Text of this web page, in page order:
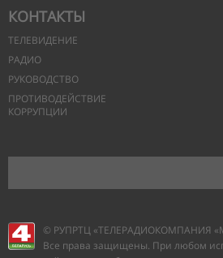
КОНТАКТЫ
ТЕЛЕВИДЕНИЕ
РАДИО
РУКОВОДСТВО
ПРОТИВОДЕЙСТВИЕ
КОРРУПЦИИ
© РУПРТЦ «ТЕЛЕРАДИОКОМПАНИЯ
Все права защищены. При любом